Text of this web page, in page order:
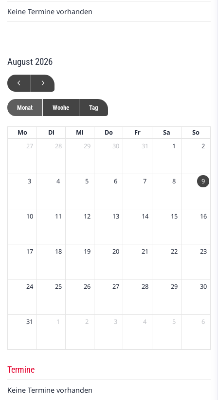
Keine Termine vorhanden
August 2026
Monat Woche Tag
Mo Di Mi Do Fr Sa
So
27
28 29 30 31 1 2
3 4 5 6 7 8 9
10 11 12 13 14 15 16
17 18 19 20 21 22 23
24 25 26 27 28 29 30
31 1 2 3 4 5 6
Termine
Keine Termine vorhanden